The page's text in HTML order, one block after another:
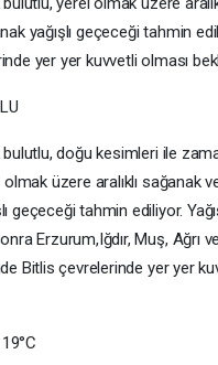
yağışlı geçeceği tahmin
yer yer kuvvetli olması
bulutlu, doğu kesimleri ile
üzere aralıklı sağanak
geçeceği tahmin ediliyor.
Erzurum,Iğdır, Muş, Ağrı
Bitlis çevrelerinde yer yer